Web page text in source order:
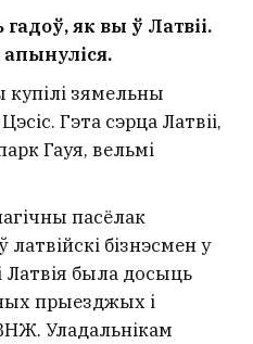
як вы ў Латвіі.
зямельны
Гэта сэрца Латвіі,
Гауя, вельмі
пасёлак
бізнэсмен у
была досыць
прыезджых і
Уладальнікам